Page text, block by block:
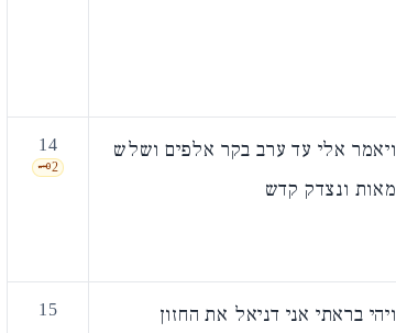
14
🗝️2
ויאמר אלי עד ערב בקר אלפים ושלש
מאות ונצדק קדש
15 ויהי בראתי אני דניאל את החזון